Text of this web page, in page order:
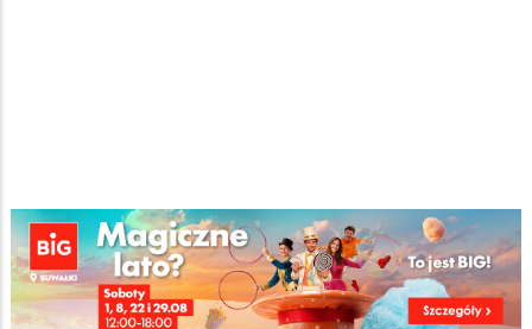
Ścieżka
nawigacyjna
Strona główna/Wiadomości/Z życia miasta/
Wmurowanie aktu erekcyjnego na budowie Mediateki
FacebookPinterestTumblr
0 Reddit Share